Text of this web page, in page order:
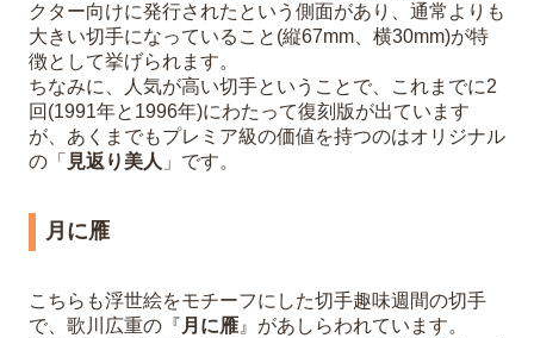
クター向けに発行されたという側面があり、通常よりも
大きい切手になっていること(縦67mm、横30mm)が特
徴として挙げられます。
ちなみに、人気が高い切手ということで、これまでに2
回(1991年と1996年)にわたって復刻版が出ています
が、あくまでもプレミア級の価値を持つのはオリジナル
の「 見返り美人 」です。
月に雁
こちらも浮世絵をモチーフにした切手趣味週間の切手
で、歌川広重の『 月に雁 』があしらわれています。